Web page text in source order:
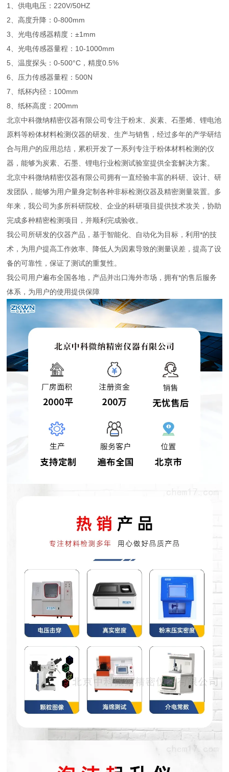
1、供电电压：220V/50HZ
2、高度升降：0-800mm
3、光电传感器精度：±1mm
4、光电传感器量程：10-1000mm
5、温度探头：0-500°C，精度0.5%
6、压力传感器量程：500N
7、纸杯内径：100mm
8、纸杯高度：200mm
北京中科微纳精密仪器有限公司专注于粉末、炭素、石墨烯、锂电池
原料等粉体材料检测仪器的研发、生产与销售，经过多年的产学研结
合与用户的应用总结，累积开发了一系列专注于粉体材料检测的仪
器，能够为炭素、石墨、锂电行业检测试验室提供全套解决方案。
北京中科微纳精密仪器有限公司拥有一直经验丰富的科研、设计、研
发团队，能够为用户量身定制各种非标检测仪器及精密测量装置。多
年来，我公司为多所科研院校、企业的科研项目提供技术攻关，协助
完成多种精密检测项目，并顺利完成验收。
我公司所研发的仪器产品，基于智能化、自动化为目标，利用*的技
术，为用户提高工作效率、降低人为因素导致的测量误差，提高了设
备的可靠性，保证了测试的重复性。
我公司用户遍布全国各地，产品并出口海外市场，拥有*的售后服务
体系，为用户的使用提供保障